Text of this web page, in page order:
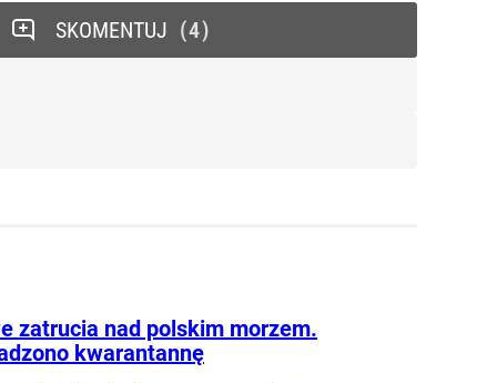
SKOMENTUJ 4
zatrucia nad polskim morzem.
kwarantannę